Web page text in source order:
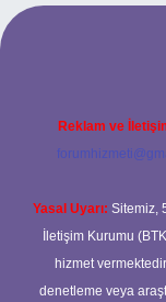
opera bet giriş
Reklam ve
Yasal Uyarı: Sitemiz,
İletişim Kurumu
hizmet
denetleme veya